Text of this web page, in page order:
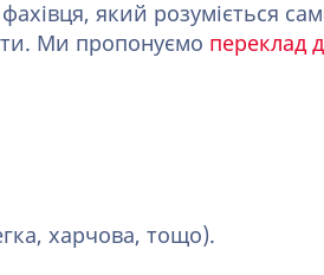
фахівця, який розуміється
Ми пропонуємо переклад
харчова, тощо).